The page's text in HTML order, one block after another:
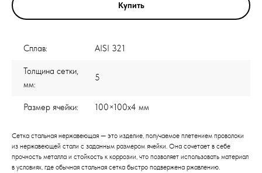
Купить
Сплав: AISI 321
Толщина сетки,
мм:
5
Размер ячейки: 100×100х4 мм
Сетка стальная нержавеющая — это изделие, получаемое плетением проволоки
из нержавеющей стали с заданным размером ячейки. Она сочетает в себе
прочность металла и стойкость к коррозии, что позволяет использовать материал
в условиях, где обычная стальная сетка быстро подвержена ржавлению.